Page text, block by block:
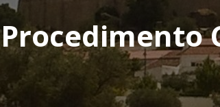
Procedimento